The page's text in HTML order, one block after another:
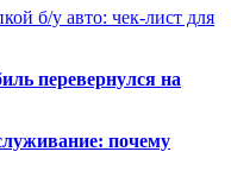
б/у авто: чек-лист для
перевернулся на
почему